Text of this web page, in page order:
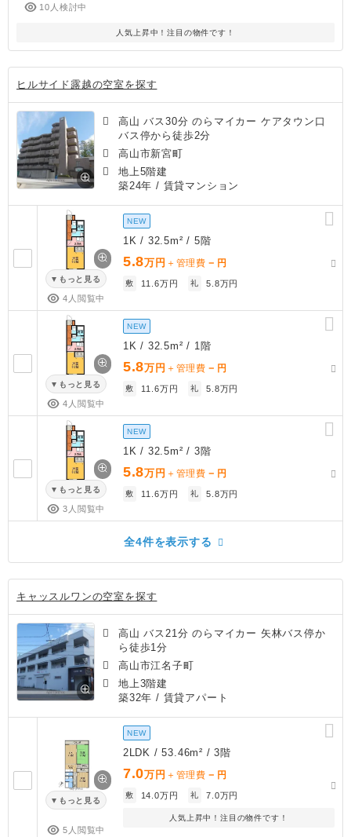
10人検討中
人気上昇中！注目の物件です！
ヒルサイド露越の空室を探す
高山 バス30分 のらマイカー ケアタウン口
バス停から徒歩2分
高山市新宮町
地上5階建
築24年 / 賃貸マンション
もっと見る
4人閲覧中
NEW
1K / 32.5m² / 5階
5.8万円 ＋管理費 － 円
敷 11.6万円 礼 5.8万円
もっと見る
4人閲覧中
NEW
1K / 32.5m² / 1階
5.8万円 ＋管理費 － 円
敷 11.6万円 礼 5.8万円
もっと見る
3人閲覧中
NEW
1K / 32.5m² / 3階
5.8万円 ＋管理費 － 円
敷 11.6万円 礼 5.8万円
全4件を表示する
キャッスルワンの空室を探す
高山 バス21分 のらマイカー 矢林バス停か
ら徒歩1分
高山市江名子町
地上3階建
築32年 / 賃貸アパート
もっと見る
5人閲覧中
NEW
2LDK / 53.46m² / 3階
7.0万円 ＋管理費 － 円
敷 14.0万円 礼 7.0万円
人気上昇中！注目の物件です！